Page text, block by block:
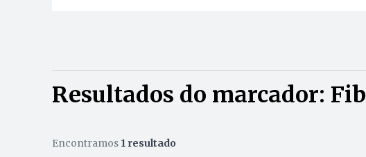
Resultados do marcador:
Encontramos 1 resultado